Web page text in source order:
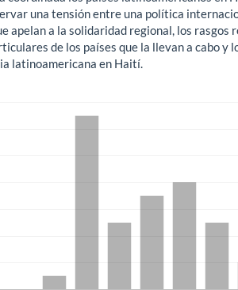
una tensión entre una política
apelan a la solidaridad regional, los rasgos
de los países que la llevan a cabo y
latinoamericana en Haití.